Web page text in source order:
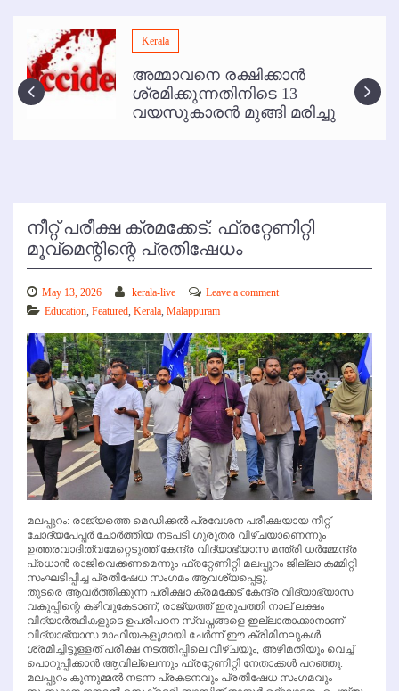
മമ്പുറം ആണ്ടു നേര്‍ച്ച ജൂണ്‍ 17 മുതല്‍
ഇനി രമേശ് പിഷാരടി സ്റ്റേജ് ഷോകള്‍ക്ക് ഇല്ല
കോഴിക്കോട് വിമാനത്താവളത്തില്‍ അനധികൃത പാര്‍ക്കിംഗ് പിരിവ് :
പരാതി തള്ളി
Kerala
അമ്മാവനെ രക്ഷിക്കാന്‍
ശ്രമിക്കുന്നതിനിടെ 13
വയസുകാരന്‍ മുങ്ങി മരിച്ചു
നീറ്റ് പരീക്ഷ ക്രമക്കേട്: ഫ്രറ്റേണിറ്റി
മൂവ്‌മെന്റിന്റെ പ്രതിഷേധം
May 13, 2026 kerala-live
Leave a comment
Education Featured Kerala Malappuram
മലപ്പുറം: രാജ്യത്തെ മെഡിക്കല്‍ പ്രവേശന പരീക്ഷയായ നീറ്റ്
ചോദ്യപേപ്പര്‍ ചോര്‍ത്തിയ നടപടി ഗുരുതര വീഴ്ചയാണെന്നും
ഉത്തരവാദിത്വമേറ്റെടുത്ത് കേന്ദ്ര വിദ്യാഭ്യാസ മന്ത്രി ധര്‍മ്മേന്ദ്ര
പ്രധാന്‍ രാജിവെക്കണമെന്നും ഫ്രറ്റേണിറ്റി മലപ്പുറം ജില്ലാ കമ്മിറ്റി
സംഘടിപ്പിച്ച പ്രതിഷേധ സംഗമം ആവശ്യപ്പെട്ടു.
തുടരെ ആവര്‍ത്തിക്കുന്ന പരീക്ഷാ ക്രമക്കേട് കേന്ദ്ര വിദ്യാഭ്യാസ
വകുപ്പിന്റെ കഴിവുകേടാണ്, രാജ്യത്ത് ഇരുപത്തി നാല് ലക്ഷം
വിദ്യാര്‍ത്ഥികളുടെ ഉപരിപഠന സ്വപ്നങ്ങളെ ഇല്ലാതാക്കാനാണ്
വിദ്യാഭ്യാസ മാഫിയകളുമായി ചേര്‍ന്ന് ഈ ക്രിമിനലുകള്‍
ശ്രമിച്ചിട്ടുള്ളത് പരീക്ഷ നടത്തിപ്പിലെ വീഴ്ചയും, അഴിമതിയും വെച്ച്
പൊറുപ്പിക്കാന്‍ ആവില്ലെന്നും ഫ്രറ്റേണിറ്റി നേതാക്കള്‍ പറഞ്ഞു.
മലപ്പുറം കുന്നുമ്മല്‍ നടന്ന പ്രകടനവും പ്രതിഷേധ സംഗമവും